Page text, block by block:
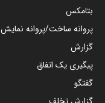
بتامکس
پروانه ساخت/پروانه نمایش
گزارش
پیگیری یک اتفاق
گفتگو